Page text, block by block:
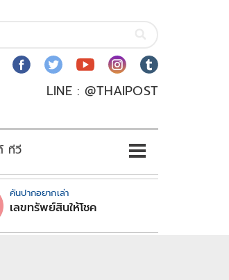
LINE : @THAIPOST
ทีวี
คันปากอยากเล่า
เลขทรัพย์สินให้โชค